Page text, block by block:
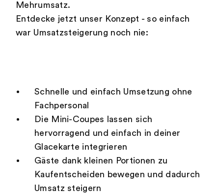
Mehrumsatz.
Entdecke jetzt unser Konzept - so einfach
war Umsatzsteigerung noch nie:
Schnelle und einfach Umsetzung ohne
Fachpersonal
Die Mini-Coupes lassen sich
hervorragend und einfach in deiner
Glacekarte integrieren
Gäste dank kleinen Portionen zu
Kaufentscheiden bewegen und dadurch
Umsatz steigern